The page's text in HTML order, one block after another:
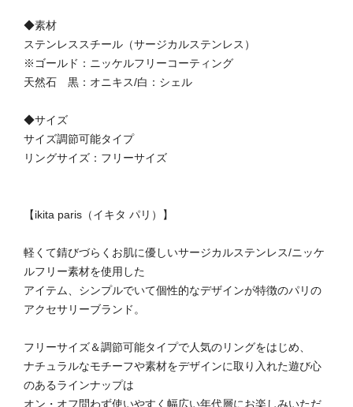
◆素材
ステンレススチール（サージカルステンレス）
※ゴールド：ニッケルフリーコーティング
天然石 黒：オニキス/白：シェル
◆サイズ
サイズ調節可能タイプ
リングサイズ：フリーサイズ
【ikita paris（イキタ パリ）】
軽くて錆びづらくお肌に優しいサージカルステンレス/ニッケ
ルフリー素材を使用した
アイテム、シンプルでいて個性的なデザインが特徴のパリの
アクセサリーブランド。
フリーサイズ＆調節可能タイプで人気のリングをはじめ、
ナチュラルなモチーフや素材をデザインに取り入れた遊び心
のあるラインナップは
オン・オフ問わず使いやすく幅広い年代層にお楽しみいただ